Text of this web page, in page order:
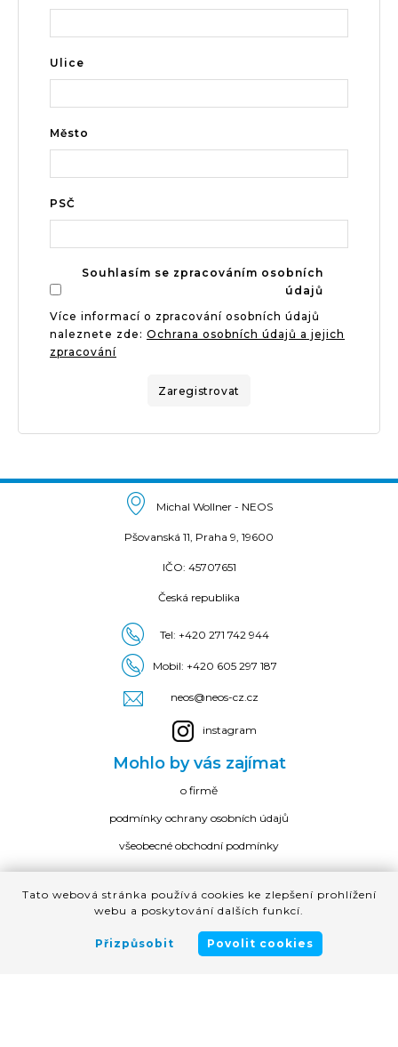
Ulice
Město
PSČ
Souhlasím se zpracováním osobních
údajů
Více informací o zpracování osobních údajů
naleznete zde: Ochrana osobních údajů a jejich
zpracování
Zaregistrovat
Michal Wollner - NEOS
Pšovanská 11, Praha 9, 19600
IČO: 45707651
Česká republika
Tel: +420 271 742 944
Mobil: +420 605 297 187
neos@neos-cz.cz
instagram
Mohlo by vás zajímat
o firmě
podmínky ochrany osobních údajů
všeobecné obchodní podmínky
Všechna práva vyhrazena © 2026
Vytvořilo Shortway software s.r.o
Tato webová stránka používá cookies ke zlepšení prohlížení
webu a poskytování dalších funkcí.
Povolit cookies
Přizpůsobit